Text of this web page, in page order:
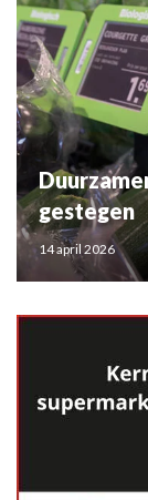
gestegen
14 april 2026